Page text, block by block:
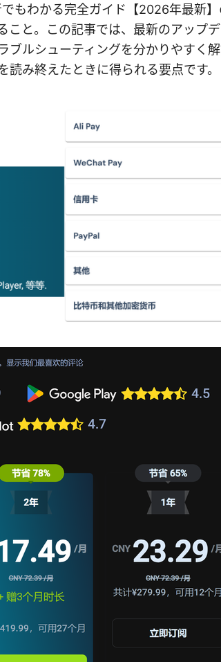
もわかる完全ガイド【2026年最新
こと。この記事では、最新のアップ
ルシューティングを分かりやすく解
み終えたときに得られる要点です。